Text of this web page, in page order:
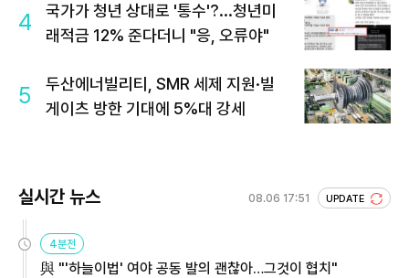
4
국가가 청년 상대로 '통수'?...청년미
래적금 12% 준다더니 "응, 오류야"
5
두산에너빌리티, SMR 세제 지원·빌
게이츠 방한 기대에 5%대 강세
실시간 뉴스 08.06 17:51 UPDATE
4분전
與 "'하늘이법' 여야 공동 발의 괜찮아…그것이 협치"